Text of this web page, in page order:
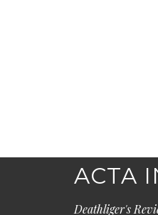
ACTA
Deathliger's